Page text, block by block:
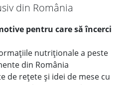
din România
pentru care să încerci
nutriționale a peste
din România
de rețete și idei de mese cu